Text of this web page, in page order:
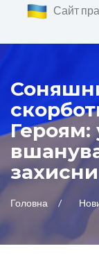
Сайт
Героям:
Головна